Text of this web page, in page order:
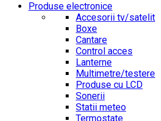
Produse electronice
Accesorii tv/satelit
Boxe
Cantare
Control acces
Lanterne
Multimetre/testere
Produse cu LCD
Sonerii
Statii meteo
Termostate